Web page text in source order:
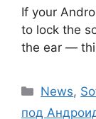
If your
to lock the
the ear —
Рубрики
News,
под